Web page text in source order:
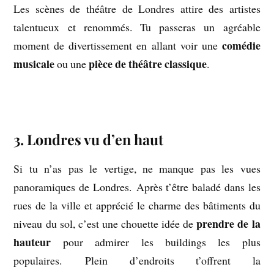
Les scènes de théâtre de Londres attire des artistes
talentueux et renommés. Tu passeras un agréable
moment de divertissement en allant voir une comédie
musicaleou unepièce de théâtre classique.
3. Londres vu d’en haut
Si tu n’as pas le vertige, ne manque pas les vues
panoramiques de Londres. Après t’être baladé dans les
rues de la ville et apprécié le charme des bâtiments du
niveau du sol, c’est une chouette idée deprendre de la
hauteur pour admirer les buildings les plus
populaires. Plein d’endroits t’offrent la